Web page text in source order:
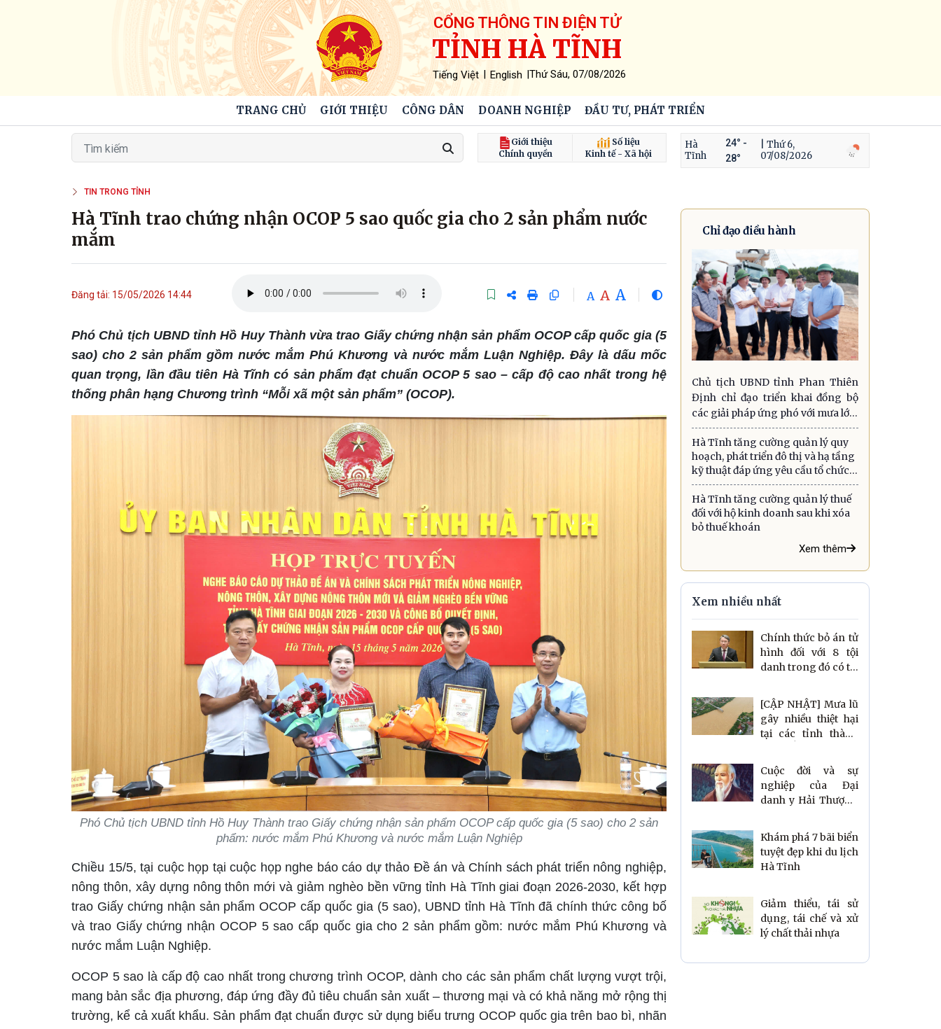
CỔNG THÔNG TIN ĐIỆN TỬ
TỈNH HÀ TĨNH
Tiếng Việt | English |Thứ Sáu, 07/08/2026
TRANG CHỦ GIỚI THIỆU CÔNG DÂN DOANH NGHIỆP ĐẦU TƯ, PHÁT TRIỂN
Giới thiệu
Chính quyền
Số liệu
Kinh tế - Xã hội
Hà
Tĩnh
24° -
28°
| Thứ 6,
07/08/2026
TIN TRONG TỈNH
Hà Tĩnh trao chứng nhận OCOP 5 sao quốc gia cho 2 sản phẩm nước
mắm
Đăng tải: 15/05/2026 14:44 A A A
Phó Chủ tịch UBND tỉnh Hồ Huy Thành vừa trao Giấy chứng nhận sản phẩm OCOP cấp quốc gia (5
sao) cho 2 sản phẩm gồm nước mắm Phú Khương và nước mắm Luận Nghiệp. Đây là dấu mốc
quan trọng, lần đầu tiên Hà Tĩnh có sản phẩm đạt chuẩn OCOP 5 sao – cấp độ cao nhất trong hệ
thống phân hạng Chương trình “Mỗi xã một sản phẩm” (OCOP).
Phó Chủ tịch UBND tỉnh Hồ Huy Thành trao Giấy chứng nhận sản phẩm OCOP cấp quốc gia (5 sao) cho 2 sản
phẩm: nước mắm Phú Khương và nước mắm Luận Nghiệp
Chiều 15/5, tại cuộc họp tại cuộc họp nghe báo cáo dự thảo Đề án và Chính sách phát triển nông nghiệp,
nông thôn, xây dựng nông thôn mới và giảm nghèo bền vững tỉnh Hà Tĩnh giai đoạn 2026-2030, kết hợp
trao Giấy chứng nhận sản phẩm OCOP cấp quốc gia (5 sao), UBND tỉnh Hà Tĩnh đã chính thức công bố
và trao Giấy chứng nhận OCOP 5 sao cấp quốc gia cho 2 sản phẩm gồm: nước mắm Phú Khương và
nước mắm Luận Nghiệp.
OCOP 5 sao là cấp độ cao nhất trong chương trình OCOP, dành cho các sản phẩm chất lượng vượt trội,
mang bản sắc địa phương, đáp ứng đầy đủ tiêu chuẩn sản xuất – thương mại và có khả năng mở rộng thị
trường, kể cả xuất khẩu. Sản phẩm đạt chuẩn được sử dụng biểu trưng OCOP quốc gia trên bao bì, nhãn
Chỉ đạo điều hành
Chủ tịch UBND tỉnh Phan Thiên
Định chỉ đạo triển khai đồng bộ
các giải pháp ứng phó với mưa lớn,
lũ quét, sạt lở đất và gió mạnh trên
biển
Hà Tĩnh tăng cường quản lý quy
hoạch, phát triển đô thị và hạ tầng
kỹ thuật đáp ứng yêu cầu tổ chức
chính quyền địa phương hai cấp
Hà Tĩnh tăng cường quản lý thuế
đối với hộ kinh doanh sau khi xóa
bỏ thuế khoán
Xem thêm
Xem nhiều nhất
Chính thức bỏ án tử
hình đối với 8 tội
danh trong đó có tội
hối lộ
[CẬP NHẬT] Mưa lũ
gây nhiều thiệt hại
tại các tỉnh thành
Cuộc đời và sự
nghiệp của Đại
danh y Hải Thượng
Trác
Khám phá 7 bãi biển
tuyệt đẹp khi du lịch
Hà Tĩnh
Giảm thiểu, tái sử
dụng, tái chế và xử
lý chất thải nhựa